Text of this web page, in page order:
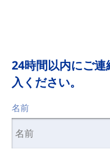
24時間以内にご
入ください。
名前